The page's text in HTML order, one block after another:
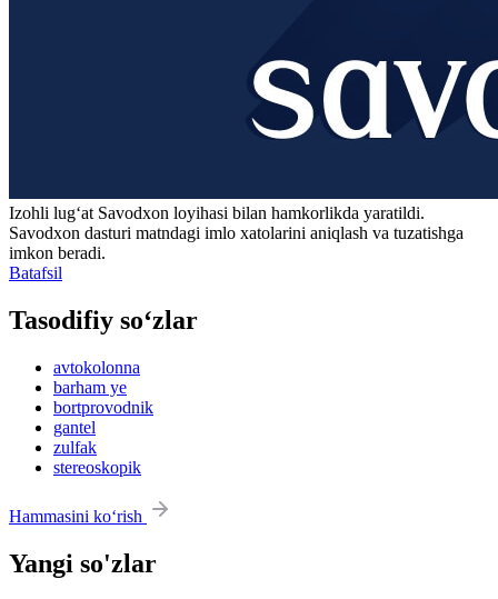
Izohli lugʻat Savodxon loyihasi bilan hamkorlikda yaratildi.
Savodxon dasturi matndagi imlo xatolarini aniqlash va tuzatishga
imkon beradi.
Batafsil
Tasodifiy so‘zlar
avtokolonna
barham ye
bortprovodnik
gantel
zulfak
stereoskopik
Hammasini ko‘rish
Yangi so'zlar